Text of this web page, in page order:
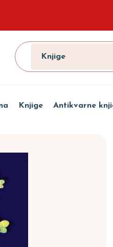
Knjige
Knjige Antikvarne